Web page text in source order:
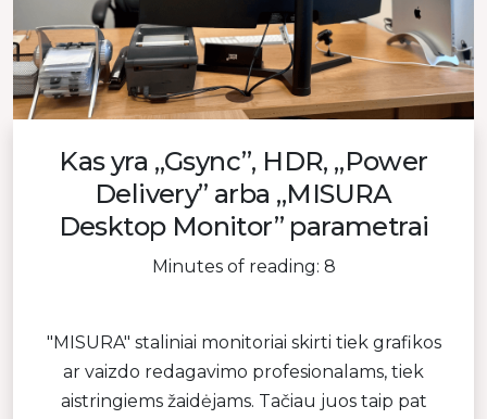
Kas yra „Gsync”, HDR, „Power
Delivery” arba „MISURA
Desktop Monitor” parametrai
Minutes of reading: 8
"MISURA" staliniai monitoriai skirti tiek grafikos
ar vaizdo redagavimo profesionalams, tiek
aistringiems žaidėjams. Tačiau juos taip pat